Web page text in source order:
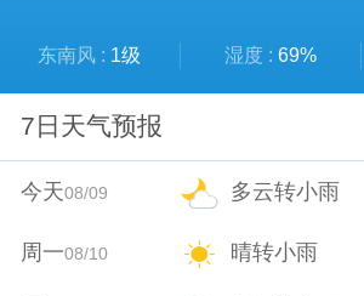
东南风 : 1级 湿度 : 69%
7日天气预报
今天08/09 多云转小雨
周一08/10 晴转小雨